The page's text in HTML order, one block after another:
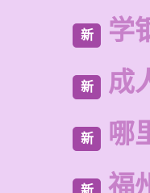
新 学
新 成
新 哪
新 福